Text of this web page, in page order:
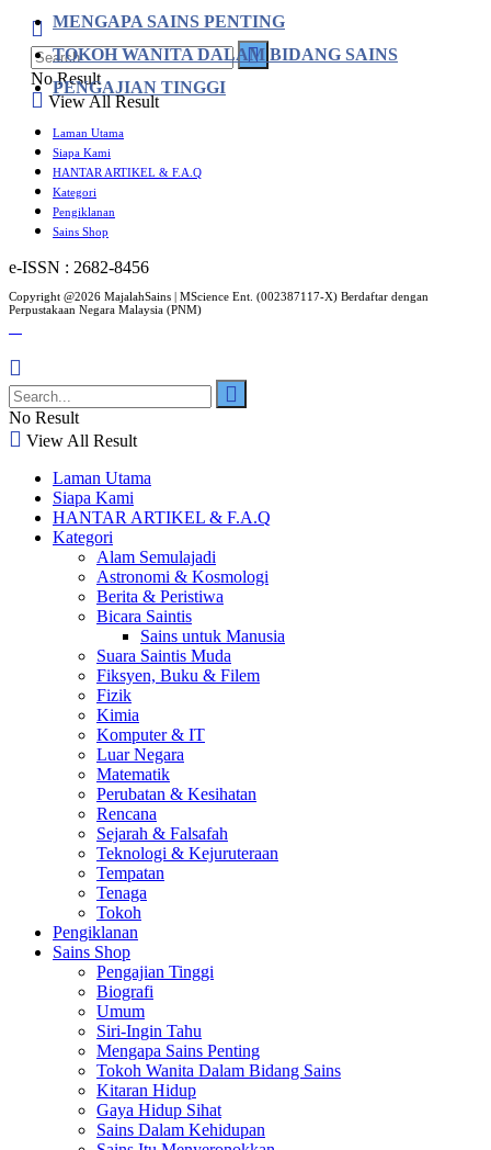
No Result
View All Result
MENGAPA SAINS PENTING
TOKOH WANITA DALAM BIDANG SAINS
PENGAJIAN TINGGI
Laman Utama
Siapa Kami
HANTAR ARTIKEL & F.A.Q
Kategori
Pengiklanan
Sains Shop
e-ISSN : 2682-8456
Copyright @2026 MajalahSains | MScience Ent. (002387117-X) Berdaftar dengan
Perpustakaan Negara Malaysia (PNM)
No Result
View All Result
Laman Utama
Siapa Kami
HANTAR ARTIKEL & F.A.Q
Kategori
Alam Semulajadi
Astronomi & Kosmologi
Berita & Peristiwa
Bicara Saintis
Sains untuk Manusia
Suara Saintis Muda
Fiksyen, Buku & Filem
Fizik
Kimia
Komputer & IT
Luar Negara
Matematik
Perubatan & Kesihatan
Rencana
Sejarah & Falsafah
Teknologi & Kejuruteraan
Tempatan
Tenaga
Tokoh
Pengiklanan
Sains Shop
Pengajian Tinggi
Biografi
Umum
Siri-Ingin Tahu
Mengapa Sains Penting
Tokoh Wanita Dalam Bidang Sains
Kitaran Hidup
Gaya Hidup Sihat
Sains Dalam Kehidupan